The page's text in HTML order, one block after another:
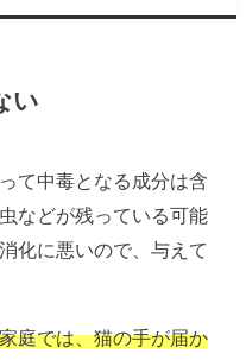
い
て中毒となる成分は含
などが残っている可能
化に悪いので、与えて
庭では、猫の手が届か